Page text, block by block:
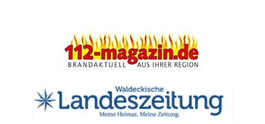
Jahresrückblick 2020
Jahresrückblick 2022